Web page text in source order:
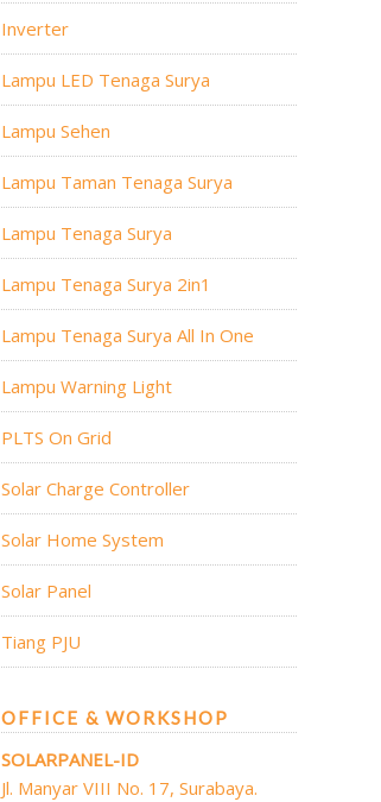
Inverter
Lampu LED Tenaga Surya
Lampu Sehen
Lampu Taman Tenaga Surya
Lampu Tenaga Surya
Lampu Tenaga Surya 2in1
Lampu Tenaga Surya All In One
Lampu Warning Light
PLTS On Grid
Solar Charge Controller
Solar Home System
Solar Panel
Tiang PJU
OFFICE & WORKSHOP
SOLARPANEL-ID
Jl. Manyar VIII No. 17, Surabaya.